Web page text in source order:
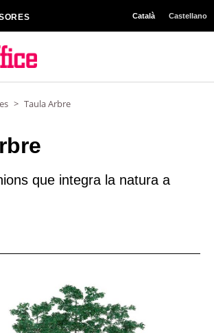
Català Castellano
> Taula Arbre
que integra la natura a